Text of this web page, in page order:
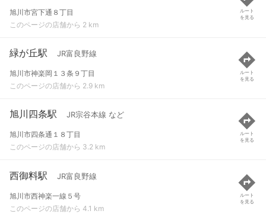
旭川市宮下通８丁目
このページの店舗から 2 km
ルート
を見る
緑が丘駅 JR富良野線
旭川市神楽岡１３条９丁目
このページの店舗から 2.9 km
ルート
を見る
旭川四条駅 JR宗谷本線 など
旭川市四条通１８丁目
このページの店舗から 3.2 km
ルート
を見る
西御料駅 JR富良野線
旭川市西神楽一線５号
このページの店舗から 4.1 km
ルート
を見る